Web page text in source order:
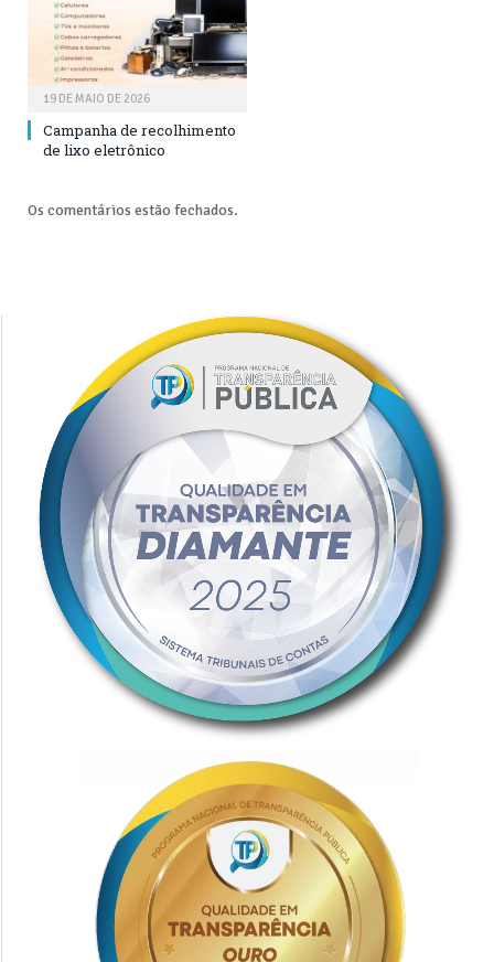
19 DE MAIO DE 2026
Campanha de recolhimento
de lixo eletrônico
Os comentários estão fechados.